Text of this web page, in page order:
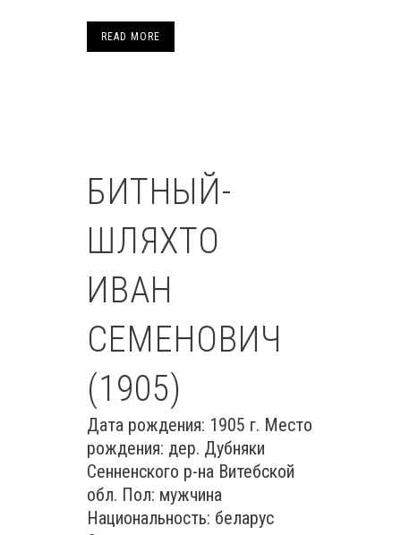
READ MORE
БИТНЫЙ-
ШЛЯХТО
ИВАН
СЕМЕНОВИЧ
(1905)
Дата рождения: 1905 г. Место
рождения: дер. Дубняки
Сенненского р-на Витебской
обл. Пол: мужчина
Национальность: беларус